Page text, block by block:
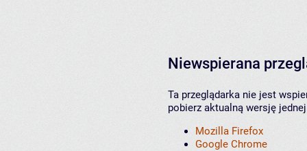
Niewspierana
Ta przeglądarka nie jest
pobierz aktualną wersję
Mozilla Firefox
Google Chrome